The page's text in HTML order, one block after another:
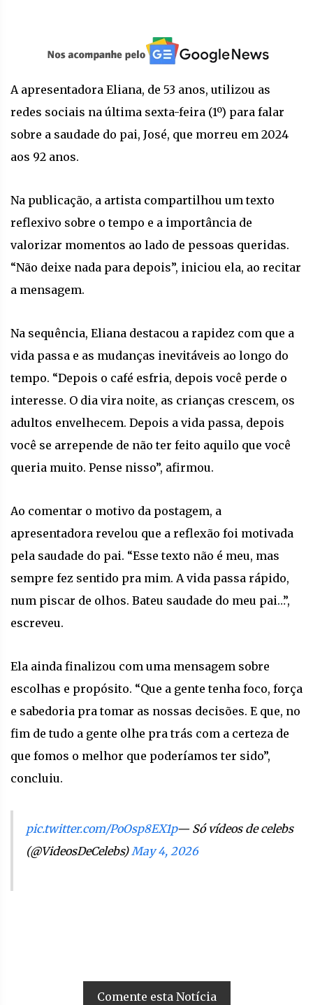
A apresentadora Eliana, de 53 anos, utilizou as
redes sociais na última sexta-feira (1º) para falar
sobre a saudade do pai, José, que morreu em 2024
aos 92 anos.
Na publicação, a artista compartilhou um texto
reflexivo sobre o tempo e a importância de
valorizar momentos ao lado de pessoas queridas.
“Não deixe nada para depois”, iniciou ela, ao recitar
a mensagem.
Na sequência, Eliana destacou a rapidez com que a
vida passa e as mudanças inevitáveis ao longo do
tempo. “Depois o café esfria, depois você perde o
interesse. O dia vira noite, as crianças crescem, os
adultos envelhecem. Depois a vida passa, depois
você se arrepende de não ter feito aquilo que você
queria muito. Pense nisso”, afirmou.
Ao comentar o motivo da postagem, a
apresentadora revelou que a reflexão foi motivada
pela saudade do pai. “Esse texto não é meu, mas
sempre fez sentido pra mim. A vida passa rápido,
num piscar de olhos. Bateu saudade do meu pai…”,
escreveu.
Ela ainda finalizou com uma mensagem sobre
escolhas e propósito. “Que a gente tenha foco, força
e sabedoria pra tomar as nossas decisões. E que, no
fim de tudo a gente olhe pra trás com a certeza de
que fomos o melhor que poderíamos ter sido”,
concluiu.
pic.twitter.com/PoOsp8EX1p— Só vídeos de celebs
(@VideosDeCelebs)May 4, 2026
Comente esta Notícia